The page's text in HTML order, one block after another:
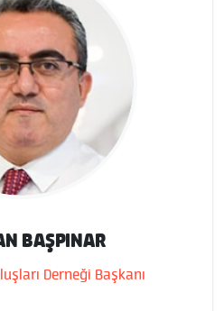
BAŞPINAR
Derneği Başkanı